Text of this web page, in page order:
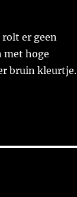
rolt er geen
met hoge
bruin kleurtje.